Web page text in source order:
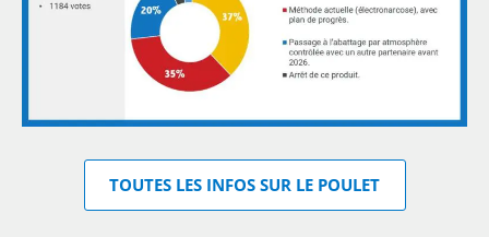
TOUTES LES INFOS SUR LE POULET